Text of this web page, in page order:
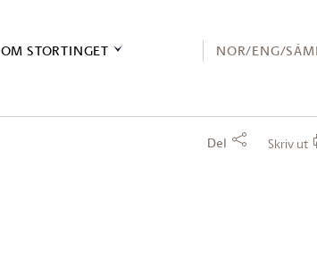
OM STORTINGET NOR/ENG/SÁMI
Del Skriv ut